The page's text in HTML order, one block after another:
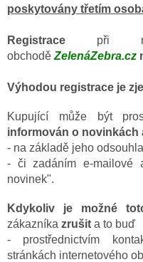
poskytovány třetím
Registrace při
obchodě ZelenáZebra.cz
Výhodou registrace je
Kupující může být
informován o novinkách
- na základě jeho
- či zadáním e-mailové
novinek".
Kdykoliv je možné
zákazníka zrušit a to buď
- prostřednictvím
stránkách internetového